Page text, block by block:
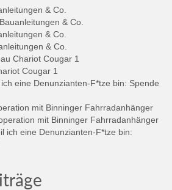
& Co.
Bauanleitungen & Co.
& Co.
& Co.
Chariot Cougar 1
Cougar 1
eine Denunzianten-F*tze bin: Spende
mit Binninger Fahrradanhänger
mit Binninger Fahrradanhänger
ich eine Denunzianten-F*tze bin: